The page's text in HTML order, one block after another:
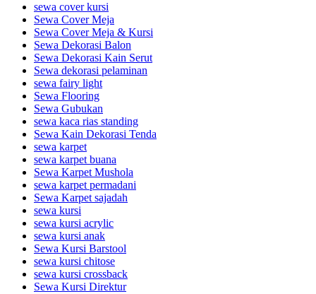
sewa cover kursi
Sewa Cover Meja
Sewa Cover Meja & Kursi
Sewa Dekorasi Balon
Sewa Dekorasi Kain Serut
Sewa dekorasi pelaminan
sewa fairy light
Sewa Flooring
Sewa Gubukan
sewa kaca rias standing
Sewa Kain Dekorasi Tenda
sewa karpet
sewa karpet buana
Sewa Karpet Mushola
sewa karpet permadani
Sewa Karpet sajadah
sewa kursi
sewa kursi acrylic
sewa kursi anak
Sewa Kursi Barstool
sewa kursi chitose
sewa kursi crossback
Sewa Kursi Direktur